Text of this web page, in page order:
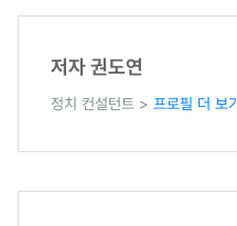
저자 권도연
정치 컨설턴트 > 프로필 더 보기